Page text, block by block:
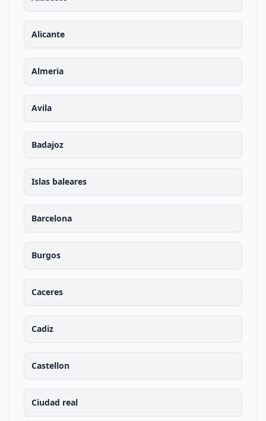
Alicante
Almeria
Avila
Badajoz
Islas baleares
Barcelona
Burgos
Caceres
Cadiz
Castellon
Ciudad real